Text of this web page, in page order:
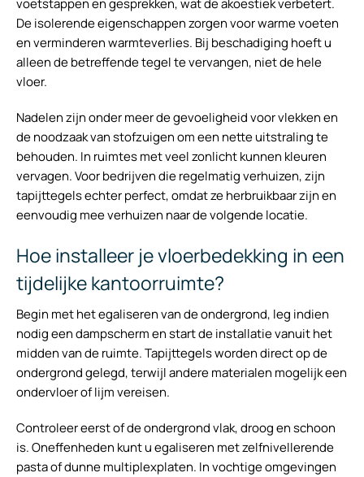
voetstappen en gesprekken, wat de akoestiek verbetert.
De isolerende eigenschappen zorgen voor warme voeten
en verminderen warmteverlies. Bij beschadiging hoeft u
alleen de betreffende tegel te vervangen, niet de hele
vloer.
Nadelen zijn onder meer de gevoeligheid voor vlekken en
de noodzaak van stofzuigen om een nette uitstraling te
behouden. In ruimtes met veel zonlicht kunnen kleuren
vervagen. Voor bedrijven die regelmatig verhuizen, zijn
tapijttegels echter perfect, omdat ze herbruikbaar zijn en
eenvoudig mee verhuizen naar de volgende locatie.
Hoe installeer je vloerbedekking in een
tijdelijke kantoorruimte?
Begin met het egaliseren van de ondergrond, leg indien
nodig een dampscherm en start de installatie vanuit het
midden van de ruimte. Tapijttegels worden direct op de
ondergrond gelegd, terwijl andere materialen mogelijk een
ondervloer of lijm vereisen.
Controleer eerst of de ondergrond vlak, droog en schoon
is. Oneffenheden kunt u egaliseren met zelfnivellerende
pasta of dunne multiplexplaten. In vochtige omgevingen